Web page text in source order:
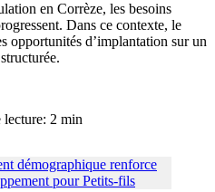
en Corrèze, les besoins
Dans ce contexte, le
opportunités d’implantation sur un
lecture: 2 min